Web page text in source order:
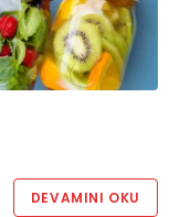
DEVAMINI OKU